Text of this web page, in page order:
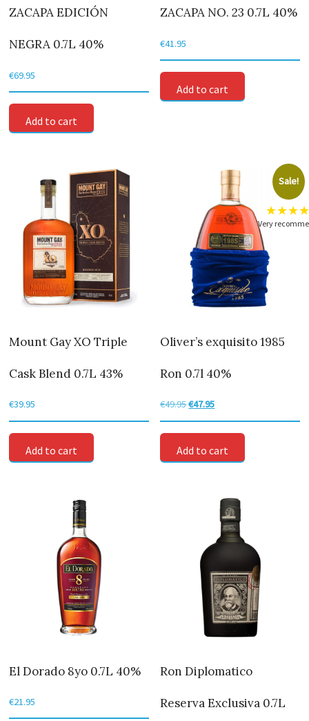
ZACAPA EDICIÓN
NEGRA 0.7L 40%
€69.95
Add to cart
ZACAPA NO. 23 0.7L 40%
€41.95
Add to cart
Mount Gay XO Triple
Cask Blend 0.7L 43%
€39.95
Add to cart
Very
Sale!
Oliver’s exquisito 1985
Ron 0.7l 40%
€49.95Original
price
€49.95.
€47.95
price
€47.95.
Add to cart
El Dorado 8yo 0.7L 40%
€21.95
Ron Diplomatico
Reserva Exclusiva 0.7L